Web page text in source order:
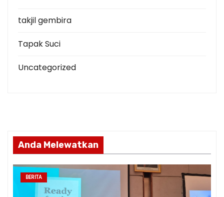
takjil gembira
Tapak Suci
Uncategorized
Anda Melewatkan
BERITA